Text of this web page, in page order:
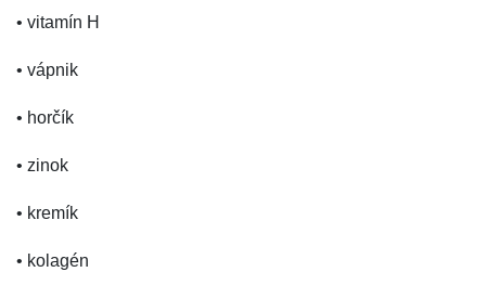
• vitamín H
• vápnik
• horčík
• zinok
• kremík
• kolagén